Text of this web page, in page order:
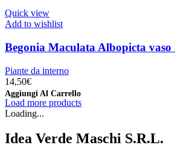
Quick view
Add to wishlist
Begonia Maculata Albopicta vaso
Piante da interno
14,50€
Aggiungi Al Carrello
Load more products
Loading...
Idea Verde Maschi S.R.L.